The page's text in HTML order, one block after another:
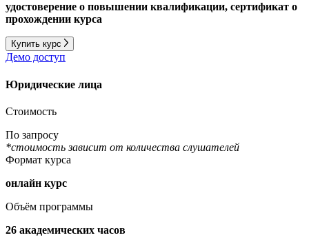
удостоверение о повышении квалификации, сертификат о
прохождении курса
Купить курс
Демо доступ
Юридические лица
Стоимость
По запросу
*стоимость зависит от количества слушателей
Формат курса
онлайн курс
Объём программы
26 академических часов